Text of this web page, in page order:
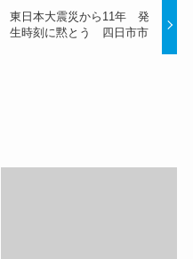
東日本大震災から11年 発
生時刻に黙とう 四日市市